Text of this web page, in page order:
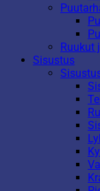
Ruukut
Sisustus